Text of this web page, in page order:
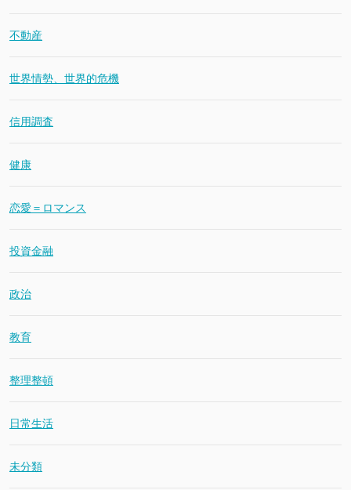
不動産
世界情勢、世界的危機
信用調査
健康
恋愛＝ロマンス
投資金融
政治
教育
整理整頓
日常生活
未分類